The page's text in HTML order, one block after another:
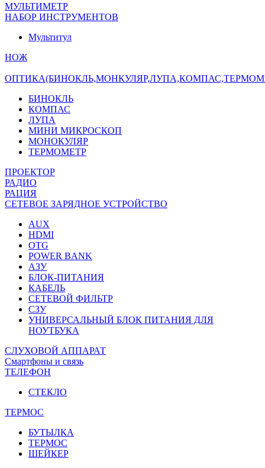
МУЛЬТИМЕТР
НАБОР ИНСТРУМЕНТОВ
Мультитул
НОЖ
БИНОКЛЬ
КОМПАС
ЛУПА
МИНИ МИКРОСКОП
МОНОКУЛЯР
ТЕРМОМЕТР
ПРОЕКТОР
РАДИО
РАЦИЯ
СЕТЕВОЕ ЗАРЯДНОЕ УСТРОЙСТВО
AUX
HDMI
OTG
POWER BANK
АЗУ
БЛОК-ПИТАНИЯ
КАБЕЛЬ
СЕТЕВОЙ ФИЛЬТР
СЗУ
УНИВЕРСАЛЬНЫЙ БЛОК ПИТАНИЯ ДЛЯ
НОУТБУКА
СЛУХОВОЙ АППАРАТ
Смартфоны и связь
ТЕЛЕФОН
СТЕКЛО
ТЕРМОС
БУТЫЛКА
ТЕРМОС
ШЕЙКЕР